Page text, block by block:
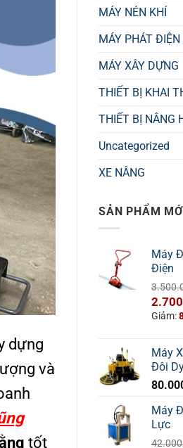
dựng
và
tốt
MÁY NÉN KHÍ
MÁY PHÁT ĐIỆN
MÁY XÂY DỰNG
THIẾT BỊ KHAI
THIẾT BỊ NÂNG
Uncategorized
XE NÂNG
SẢN PHẨM
Máy
Điện
Giá
gốc
Giảm:
Máy
Đôi
Máy
Lực